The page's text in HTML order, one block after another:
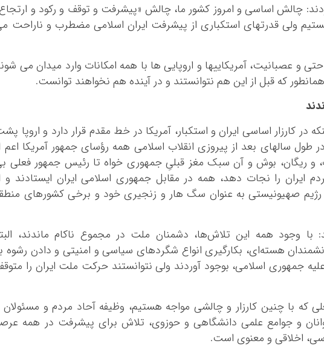
چالش اساسی و امروز کشور ما، چالش «پیشرفت و توقف و رکود و
ولی قدرتهای استکباری از پیشرفت ایران اسلامی مضطرب و ناراحت
و عصبانیت، آمریکاییها و اروپایی ها با همه امکانات وارد میدان می
که قبل از این هم نتوانستند و در آینده هم نخواهند توانست.
در کارزار اساسی ایران و استکبار، آمریکا در خط مقدم قرار دارد و اروپا
طول سالهای بعد از پیروزی انقلاب اسلامی همه رؤسای جمهور آمریکا اعم
و ریگان، بوش و آن سبک مغز قبلیِ جمهوری خواه تا رئیس جمهور فعلی
را نجات دهد، همه در مقابل جمهوری اسلامی ایران ایستادند و
صهیونیستی به عنوان سگ هار و زنجیری خود و برخی کشورهای
با وجود همه این تلاش‌ها، دشمنان ملت در مجموع ناکام ماندند،
هسته‌ای، ‌بکارگیری انواع شگردهای سیاسی و امنیتی و دادن رشوه
جمهوری اسلامی، بوجود آوردند ولی نتوانستند حرکت ملت ایران را
که با چنین کارزار و چالشی مواجه هستیم، ‌وظیفه آحاد مردم و مسئولان
و جوامع علمی دانشگاهی و حوزوی،‌ ‌تلاش برای پیشرفت در همه
اخلاقی و معنوی است.